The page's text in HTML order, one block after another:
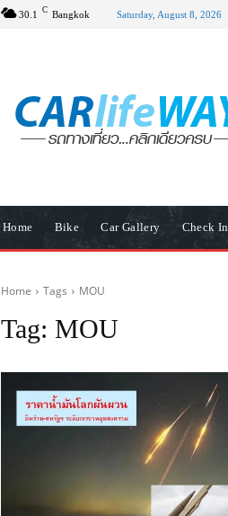
30.1 C Bangkok Saturday, August 8, 2026
Home Bike Car Gallery Check In
Home Tags MOU
Tag: MOU